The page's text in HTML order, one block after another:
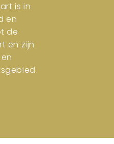
is in
en
de
en zijn